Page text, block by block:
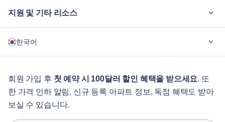
지원 및 기타 리소스
기업용
게스트 서비스
도시 가이드
한국어
English
Português
회원 가입 후 첫 예약 시 100달러 할인 혜택을 받으세요. 또
한 가격 인하 알림, 신규 등록 아파트 정보, 독점 혜택도 받아
보실 수 있습니다.